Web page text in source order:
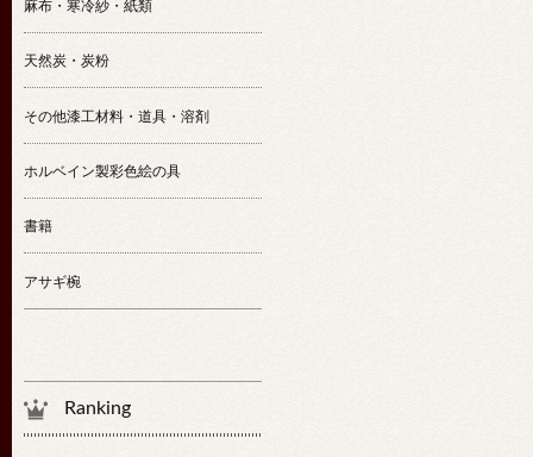
麻布・寒冷紗・紙類
天然炭・炭粉
その他漆工材料・道具・溶剤
ホルベイン製彩色絵の具
書籍
アサギ椀
Ranking